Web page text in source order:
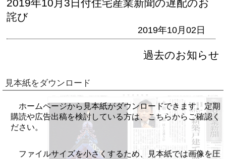
2019年10月3日付住宅産業新聞の遅配のお
詫び
2019年10月02日
過去のお知らせ
見本紙をダウンロード
ホームページから見本紙がダウンロードできます。定期
購読や広告出稿を検討している方は、こちらからご確認く
ださい。
ファイルサイズを小さくするため、見本紙では画像を圧